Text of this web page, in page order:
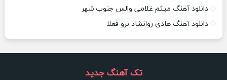
دانلود آهنگ میثم غلامی والس جنوب شهر
دانلود آهنگ هادی روانشاد نرو فعلا
تک آهنگ جدید